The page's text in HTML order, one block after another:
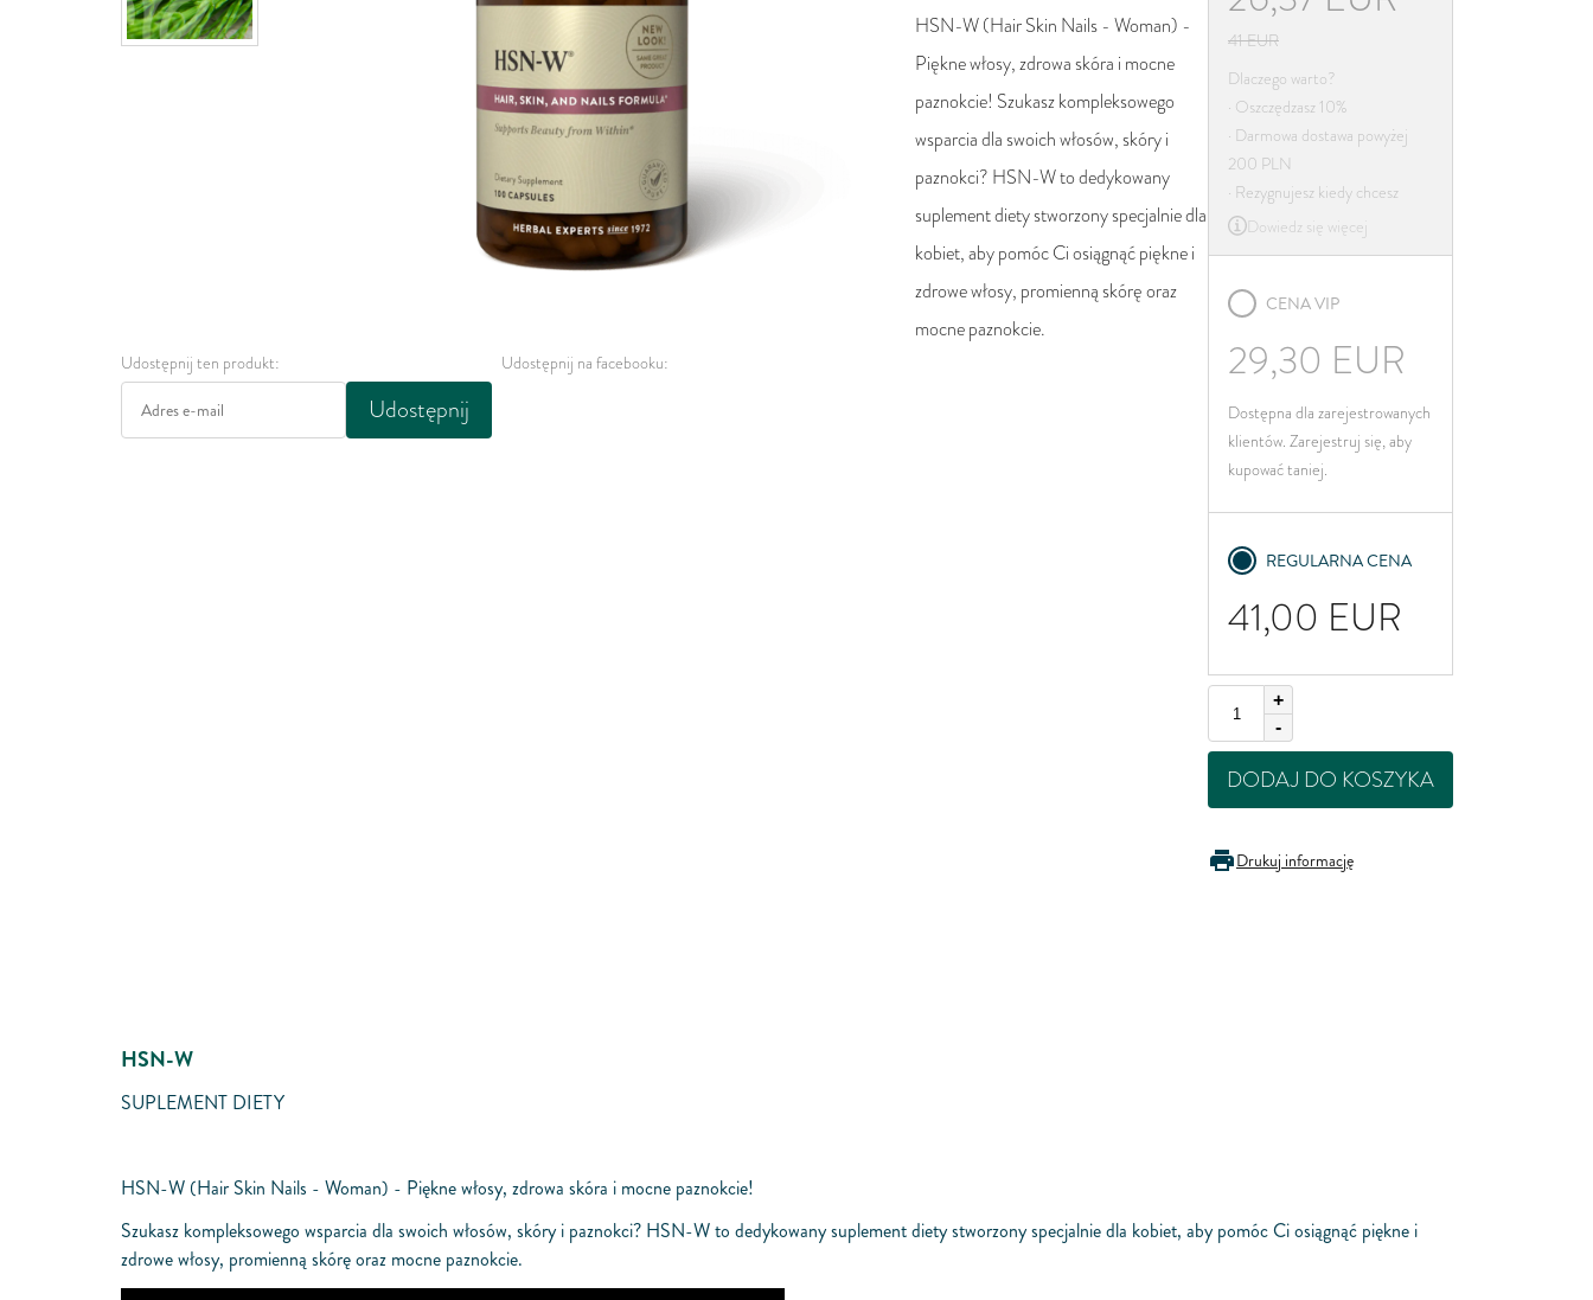
Irlandia
Włochy
Łotwa
Litwa
Luksemburg
Malta
Niderlandy
Poland
Udostępnij ten produkt:
Udostępnij
Udostępnij na facebooku:
HSN-W (Hair Skin Nails - Woman) -
Piękne włosy, zdrowa skóra i mocne
paznokcie! Szukasz kompleksowego
wsparcia dla swoich włosów, skóry i
paznokci? HSN-W to dedykowany
suplement diety stworzony specjalnie dla
kobiet, aby pomóc Ci osiągnąć piękne i
zdrowe włosy, promienną skórę oraz
mocne paznokcie.
41EUR
Dlaczego warto?
· Oszczędzasz 10%
· Darmowa dostawa powyżej
200 PLN
· Rezygnujesz kiedy chcesz
Dowiedz się więcej
CENA VIP
29,30 EUR
Dostępna dla zarejestrowanych
klientów. Zarejestruj się, aby
kupować taniej.
REGULARNA CENA
41,00 EUR
+
-
DODAJ DO KOSZYKA
Drukuj informację
HSN-W
SUPLEMENT DIETY
HSN-W (Hair Skin Nails - Woman) - Piękne włosy, zdrowa skóra i mocne paznokcie!
Szukasz kompleksowego wsparcia dla swoich włosów, skóry i paznokci? HSN-W to dedykowany suplement diety stworzony specjalnie dla kobiet, aby pomóc Ci osiągnąć piękne i
zdrowe włosy, promienną skórę oraz mocne paznokcie.